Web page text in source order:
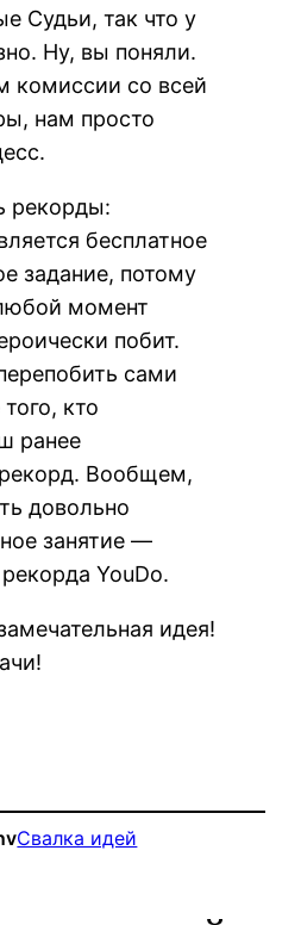
Судьи, так что у
Ну, вы поняли.
со всей
нам просто
рекорды:
бесплатное
задание, потому
момент
побит.
сами
кто
ранее
Вообщем,
довольно
занятие —
YouDo.
идея!
Свалка идей